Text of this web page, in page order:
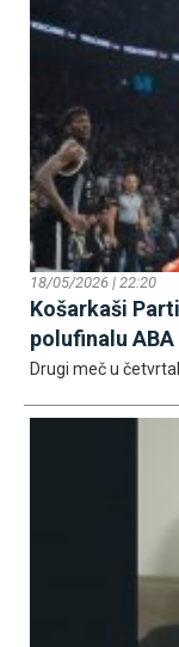
18/05/2026 | 22:20
Košarkaši
polufinalu
Drugi meč u